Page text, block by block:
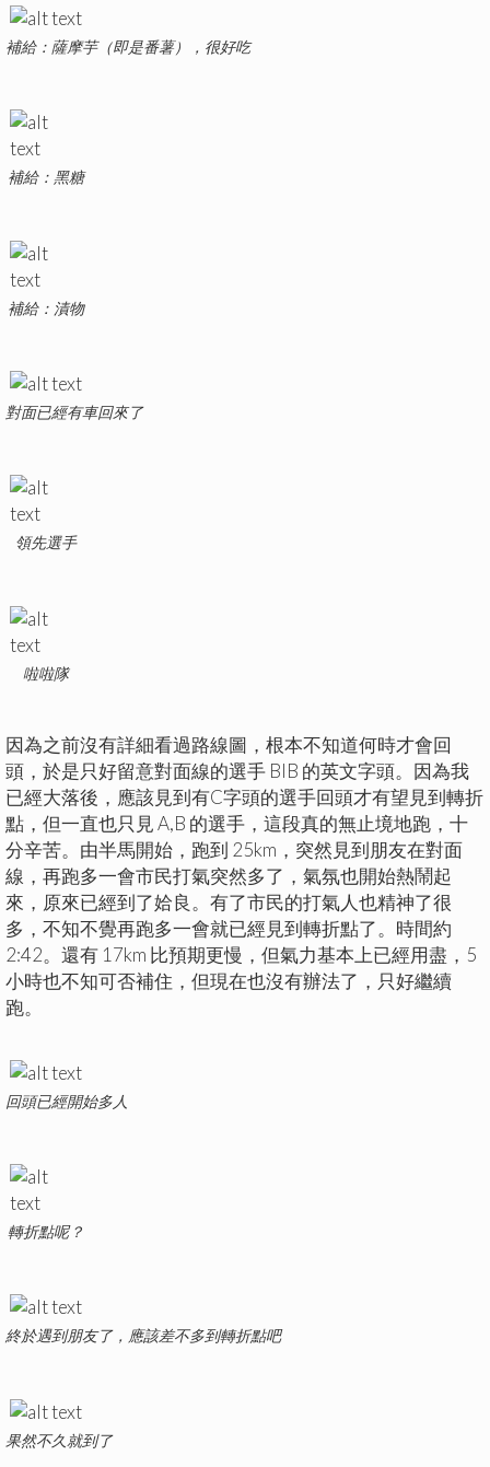
補給：薩摩芋（即是番薯），很好吃
補給：黑糖
補給：漬物
對面已經有車回來了
領先選手
啦啦隊
因為之前沒有詳細看過路線圖，根本不知道何時才會回
頭，於是只好留意對面線的選手 BIB 的英文字頭。因為我
已經大落後，應該見到有C字頭的選手回頭才有望見到轉折
點，但一直也只見 A,B 的選手，這段真的無止境地跑，十
分辛苦。由半馬開始，跑到 25km，突然見到朋友在對面
線，再跑多一會市民打氣突然多了，氣氛也開始熱鬧起
來，原來已經到了姶良。有了市民的打氣人也精神了很
多，不知不覺再跑多一會就已經見到轉折點了。時間約
2:42。還有 17km 比預期更慢，但氣力基本上已經用盡，5
小時也不知可否補住，但現在也沒有辦法了，只好繼續
跑。
回頭已經開始多人
轉折點呢？
終於遇到朋友了，應該差不多到轉折點吧
果然不久就到了